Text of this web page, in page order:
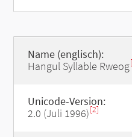
Name (englisch):
Hangul Syllable Rweog
Unicode-Version:
2.0 (Juli 1996)[2]